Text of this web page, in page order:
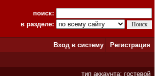
поиск:
в разделе:
Вход в систему
Регистрация
тип аккаунта: гостевой